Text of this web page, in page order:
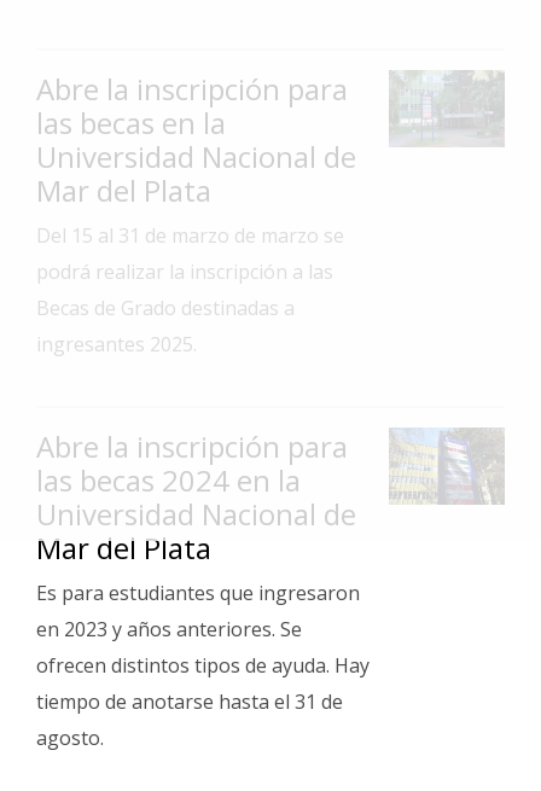
La
Ciudad
Deportes
y
Espectáculos
Policiales
Cartelera
de
Familia
Clasificados
Fúnebres
Abre la inscripción para
las becas en la
Universidad Nacional de
Mar del Plata
Del 15 al 31 de marzo de marzo se
podrá realizar la inscripción a las
Becas de Grado destinadas a
ingresantes 2025.
Abre la inscripción para
las becas 2024 en la
Universidad Nacional de
Mar del Plata
Es para estudiantes que ingresaron
en 2023 y años anteriores. Se
ofrecen distintos tipos de ayuda. Hay
tiempo de anotarse hasta el 31 de
agosto.